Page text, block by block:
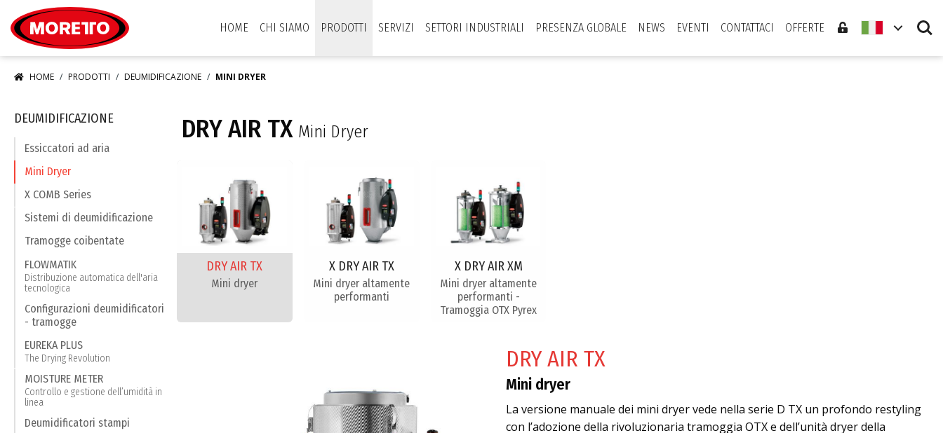
HOME
CHI SIAMO PRODOTTI SERVIZI SETTORI INDUSTRIALI PRESENZA GLOBALE NEWS EVENTI CONTATTACI OFFERTE Search
HOME PRODOTTI DEUMIDIFICAZIONE MINI DRYER
DRY AIR TX Mini Dryer
DRY AIR TX
Mini dryer
X DRY AIR TX
Mini dryer altamente
performanti
X DRY AIR XM
Mini dryer altamente
performanti -
Tramoggia OTX Pyrex
DRY AIR TX
Mini dryer
La versione manuale dei mini dryer vede nella serie D TX un profondo restyling
con l’adozione della rivoluzionaria tramoggia OTX e dell’unità dryer della
DEUMIDIFICAZIONE
Essiccatori ad aria
Mini Dryer
X COMB Series
Sistemi di deumidificazione
Tramogge coibentate
FLOWMATIK
Distribuzione automatica dell'aria
tecnologica
Configurazioni deumidificatori
- tramogge
EUREKA PLUS
The Drying Revolution
MOISTURE METER
Controllo e gestione dell’umidità in
linea
Deumidificatori stampi